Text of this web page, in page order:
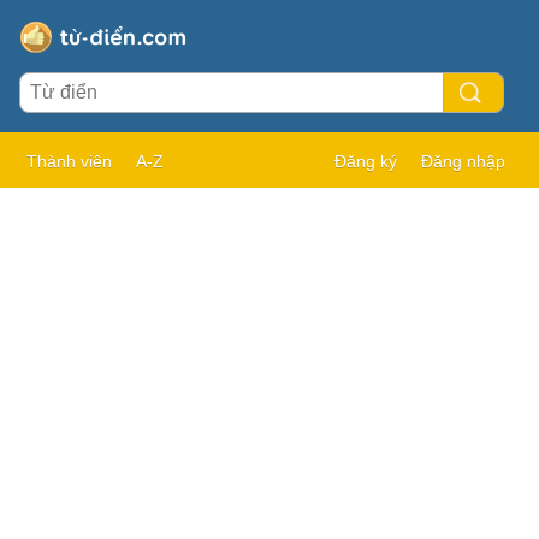
Thành viên A-Z Đăng ký Đăng nhập